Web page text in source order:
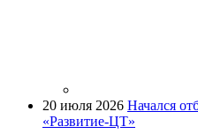
20 июля 2026 Начался
«Развитие-ЦТ»